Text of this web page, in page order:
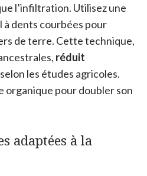
l’infiltration. Utilisez une
dents courbées pour
de terre. Cette technique,
réduit
selon les études agricoles.
organique pour doubler son
adaptées à la